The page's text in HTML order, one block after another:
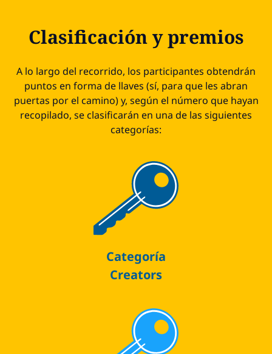
Clasificación y premios
A lo largo del recorrido, los participantes obtendrán
puntos en forma de llaves (sí, para que les abran
puertas por el camino) y, según el número que hayan
recopilado, se clasificarán en una de las siguientes
categorías:
Categoría
Creators